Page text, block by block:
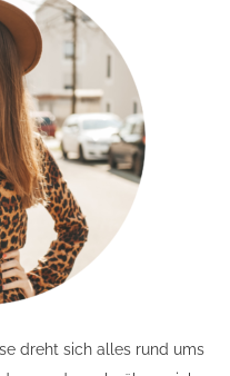
dreht sich alles rund ums